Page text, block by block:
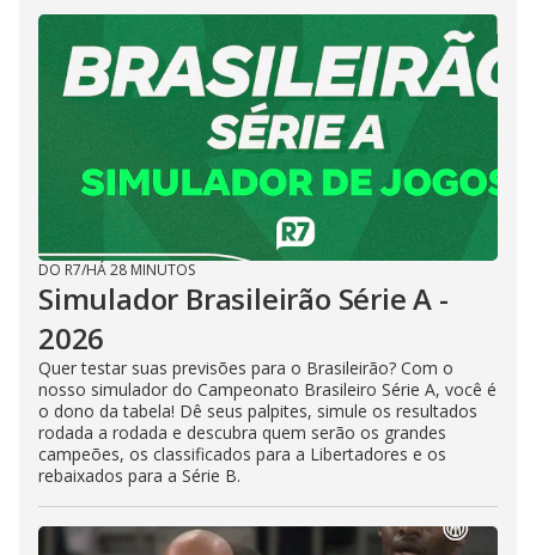
DO R7/HÁ 28 MINUTOS
Simulador Brasileirão Série A -
2026
Quer testar suas previsões para o Brasileirão? Com o
nosso simulador do Campeonato Brasileiro Série A, você é
o dono da tabela! Dê seus palpites, simule os resultados
rodada a rodada e descubra quem serão os grandes
campeões, os classificados para a Libertadores e os
rebaixados para a Série B.